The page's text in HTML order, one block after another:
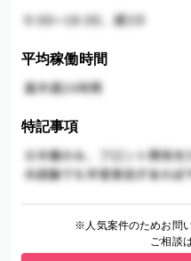
平均稼働時間
特記事項
※人気案件のためお問
ご相談